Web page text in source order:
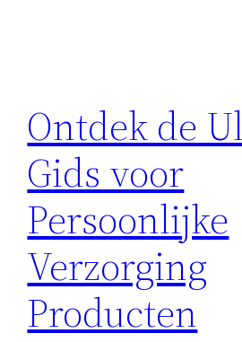
Ontdek de
Gids voor
Persoonlijke
Verzorging
Producten